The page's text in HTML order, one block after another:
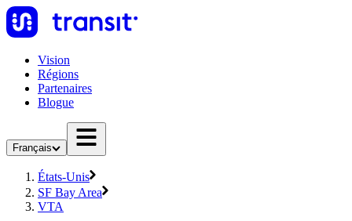
Vision
Régions
Partenaires
Blogue
Français
États-Unis
SF Bay Area
VTA